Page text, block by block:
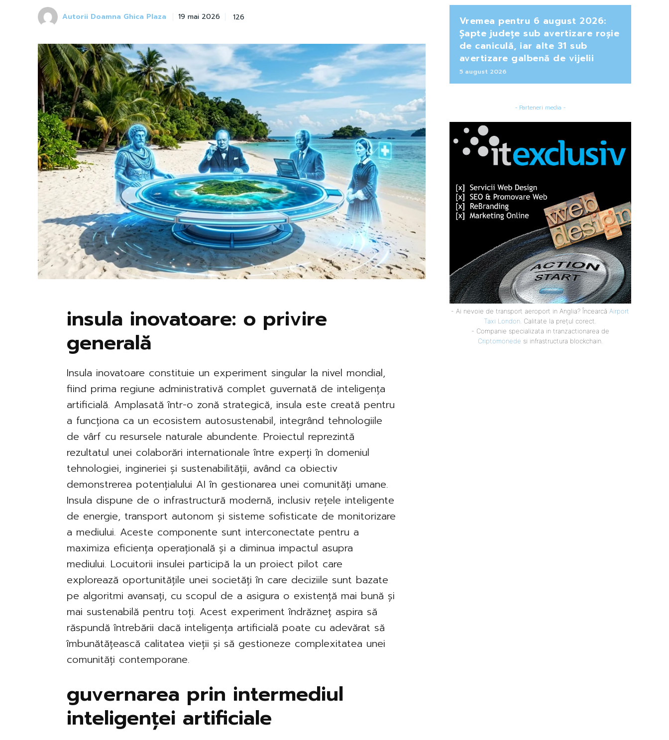
Autorii Doamna Ghica Plaza 19 mai 2026 126
insula inovatoare: o privire
generală
Insula inovatoare constituie un experiment singular la nivel mondial,
fiind prima regiune administrativă complet guvernată de inteligența
artificială. Amplasată într-o zonă strategică, insula este creată pentru
a funcționa ca un ecosistem autosustenabil, integrând tehnologiile
de vârf cu resursele naturale abundente. Proiectul reprezintă
rezultatul unei colaborări internationale între experți în domeniul
tehnologiei, ingineriei și sustenabilității, având ca obiectiv
demonstrerea potențialului AI în gestionarea unei comunități umane.
Insula dispune de o infrastructură modernă, inclusiv rețele inteligente
de energie, transport autonom și sisteme sofisticate de monitorizare
a mediului. Aceste componente sunt interconectate pentru a
maximiza eficiența operațională și a diminua impactul asupra
mediului. Locuitorii insulei participă la un proiect pilot care
explorează oportunitățile unei societăți în care deciziile sunt bazate
pe algoritmi avansați, cu scopul de a asigura o existență mai bună și
mai sustenabilă pentru toți. Acest experiment îndrăzneț aspira să
răspundă întrebării dacă inteligența artificială poate cu adevărat să
îmbunătățească calitatea vieții și să gestioneze complexitatea unei
comunități contemporane.
guvernarea prin intermediul
inteligenței artificiale
Vremea pentru 6 august 2026:
Șapte județe sub avertizare roșie
de caniculă, iar alte 31 sub
avertizare galbenă de vijelii
5 august 2026
- Parteneri media -
- Ai nevoie de transport aeroport in Anglia? Încearcă Airport
Taxi London . Calitate la prețul corect.
- Companie specializata in tranzactionarea de
Criptomonede si infrastructura blockchain.